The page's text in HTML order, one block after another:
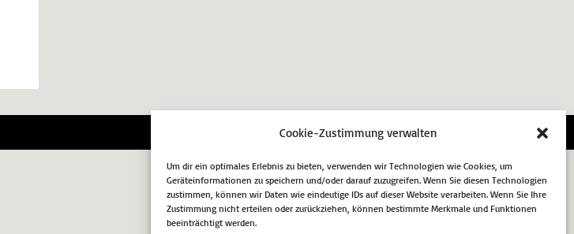
Cookie-Zustimmung verwalten
Um dir ein optimales Erlebnis zu bieten, verwenden wir Technologien wie Cookies, um
Geräteinformationen zu speichern und/oder darauf zuzugreifen. Wenn Sie diesen Technologien
zustimmen, können wir Daten wie eindeutige IDs auf dieser Website verarbeiten. Wenn Sie Ihre
Zustimmung nicht erteilen oder zurückziehen, können bestimmte Merkmale und Funktionen
beeinträchtigt werden.
Datenschutz Cookie-Richtlinie (EU)